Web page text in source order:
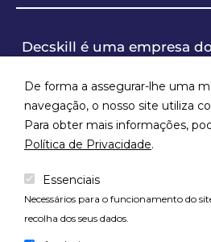
Decskill é uma
De forma a assegurar-lhe uma
navegação, o nosso site utiliza
Para obter mais informações,
Política de Privacidade.
Essenciais
Necessários para o funcionamento do
recolha dos seus dados.